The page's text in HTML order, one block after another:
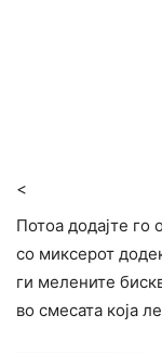
<
Потоа додајте го
со миксерот
ги мелените
во смесата која